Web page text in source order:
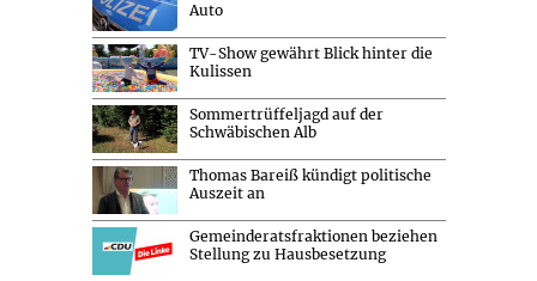
Auto
TV-Show gewährt Blick hinter die
Kulissen
Sommertrüffeljagd auf der
Schwäbischen Alb
Thomas Bareiß kündigt politische
Auszeit an
Gemeinderatsfraktionen beziehen
Stellung zu Hausbesetzung